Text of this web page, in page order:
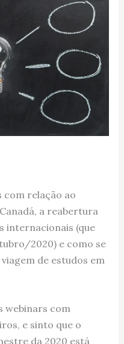
com relação ao
a reabertura
internacionais (que
2020) e como se
de estudos em
webinars com
e sinto que o
da 2020 está